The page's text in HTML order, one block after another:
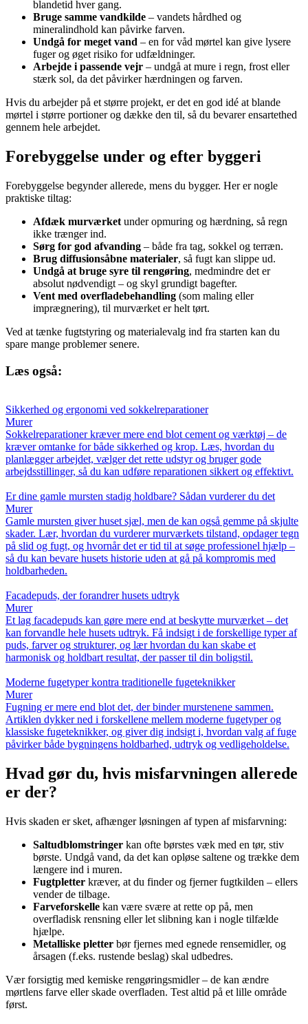
blandetid hver gang.
Bruge samme vandkilde – vandets hårdhed og
mineralindhold kan påvirke farven.
Undgå for meget vand – en for våd mørtel kan give lysere
fuger og øget risiko for udfældninger.
Arbejde i passende vejr – undgå at mure i regn, frost eller
stærk sol, da det påvirker hærdningen og farven.
Hvis du arbejder på et større projekt, er det en god idé at blande
mørtel i større portioner og dække den til, så du bevarer ensartethed
gennem hele arbejdet.
Forebyggelse under og efter byggeri
Forebyggelse begynder allerede, mens du bygger. Her er nogle
praktiske tiltag:
Afdæk murværket under opmuring og hærdning, så regn
ikke trænger ind.
Sørg for god afvanding – både fra tag, sokkel og terræn.
Brug diffusionsåbne materialer, så fugt kan slippe ud.
Undgå at bruge syre til rengøring, medmindre det er
absolut nødvendigt – og skyl grundigt bagefter.
Vent med overfladebehandling (som maling eller
imprægnering), til murværket er helt tørt.
Ved at tænke fugtstyring og materialevalg ind fra starten kan du
spare mange problemer senere.
Læs også:
Sikkerhed og ergonomi ved sokkelreparationer
Murer
Sokkelreparationer kræver mere end blot cement og værktøj – de
kræver omtanke for både sikkerhed og krop. Læs, hvordan du
planlægger arbejdet, vælger det rette udstyr og bruger gode
arbejdsstillinger, så du kan udføre reparationen sikkert og effektivt.
Er dine gamle mursten stadig holdbare? Sådan vurderer du det
Murer
Gamle mursten giver huset sjæl, men de kan også gemme på skjulte
skader. Lær, hvordan du vurderer murværkets tilstand, opdager tegn
på slid og fugt, og hvornår det er tid til at søge professionel hjælp –
så du kan bevare husets historie uden at gå på kompromis med
holdbarheden.
Facadepuds, der forandrer husets udtryk
Murer
Et lag facadepuds kan gøre mere end at beskytte murværket – det
kan forvandle hele husets udtryk. Få indsigt i de forskellige typer af
puds, farver og strukturer, og lær hvordan du kan skabe et
harmonisk og holdbart resultat, der passer til din boligstil.
Moderne fugetyper kontra traditionelle fugeteknikker
Murer
Fugning er mere end blot det, der binder murstenene sammen.
Artiklen dykker ned i forskellene mellem moderne fugetyper og
klassiske fugeteknikker, og giver dig indsigt i, hvordan valg af fuge
påvirker både bygningens holdbarhed, udtryk og vedligeholdelse.
Hvad gør du, hvis misfarvningen allerede
er der?
Hvis skaden er sket, afhænger løsningen af typen af misfarvning:
Saltudblomstringer kan ofte børstes væk med en tør, stiv
børste. Undgå vand, da det kan opløse saltene og trække dem
længere ind i muren.
Fugtpletter kræver, at du finder og fjerner fugtkilden – ellers
vender de tilbage.
Farveforskelle kan være svære at rette op på, men
overfladisk rensning eller let slibning kan i nogle tilfælde
hjælpe.
Metalliske pletter bør fjernes med egnede rensemidler, og
årsagen (f.eks. rustende beslag) skal udbedres.
Vær forsigtig med kemiske rengøringsmidler – de kan ændre
mørtlens farve eller skade overfladen. Test altid på et lille område
først.